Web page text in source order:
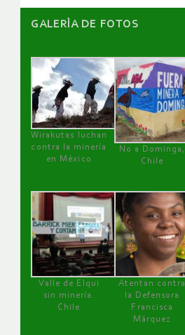
GALERÌA DE FOTOS
Wirakutas luchan
contra la minería
en México
No a Dominga,
Chile
Valle de Elqui
sin minería.
Chile
Atentan contra
la Defensora
Francisca
Márquez